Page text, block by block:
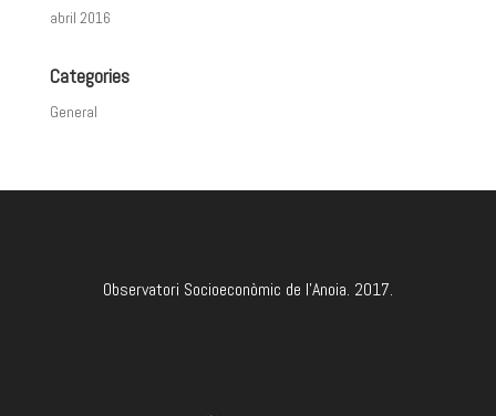
abril 2016
Categories
General
Observatori Socioeconòmic de l'Anoia. 2017.